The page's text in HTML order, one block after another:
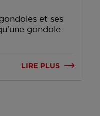
et ses
gondole
LIRE PLUS